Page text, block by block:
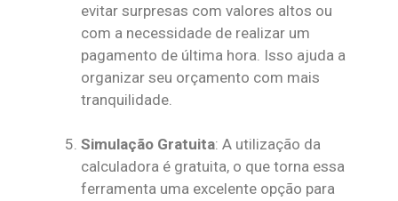
evitar surpresas com valores altos ou
com a necessidade de realizar um
pagamento de última hora. Isso ajuda a
organizar seu orçamento com mais
tranquilidade.
Simulação Gratuita: A utilização da
calculadora é gratuita, o que torna essa
ferramenta uma excelente opção para